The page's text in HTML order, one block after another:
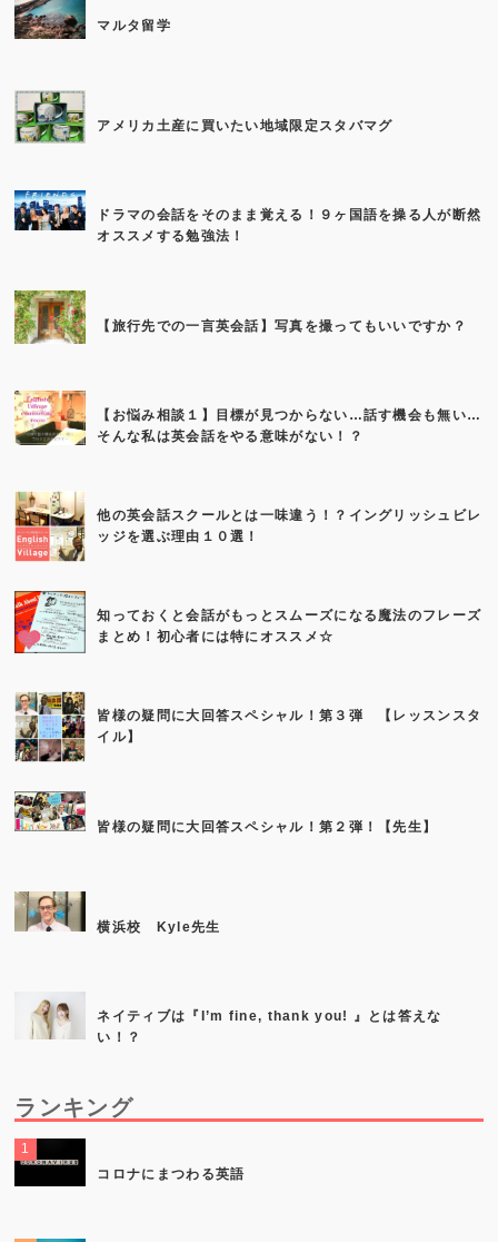
マルタ留学
アメリカ土産に買いたい地域限定スタバマグ
ドラマの会話をそのまま覚える！９ヶ国語を操る人が断然
オススメする勉強法！
【旅行先での一言英会話】写真を撮ってもいいですか？
【お悩み相談１】目標が見つからない…話す機会も無い…
そんな私は英会話をやる意味がない！？
他の英会話スクールとは一味違う！？イングリッシュビレ
ッジを選ぶ理由１０選！
知っておくと会話がもっとスムーズになる魔法のフレーズ
まとめ！初心者には特にオススメ☆
皆様の疑問に大回答スペシャル！第３弾 【レッスンスタ
イル】
皆様の疑問に大回答スペシャル！第２弾！【先生】
横浜校 Kyle先生
ネイティブは『I’m fine, thank you! 』とは答えな
い！？
ランキング
コロナにまつわる英語